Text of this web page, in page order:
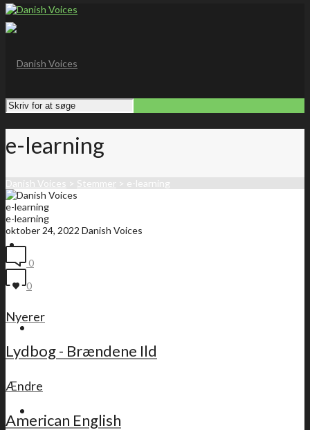
Forside
Medlemsliste
For medlemmer
e-learning
Danish Voices > Stemmer > e-learning
e-learning
e-learning
oktober 24, 2022 Danish Voices
0
0
Nyerer
Lydbog - Brændene Ild
Ændre
American English